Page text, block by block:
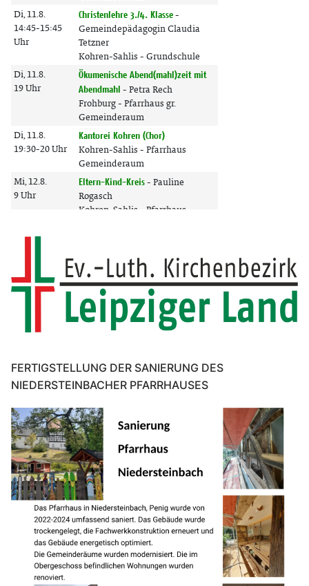
FERTIGSTELLUNG DER SANIERUNG DES
NIEDERSTEINBACHER PFARRHAUSES